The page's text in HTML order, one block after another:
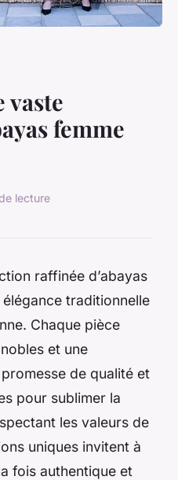
vaste
femme
lecture
raffinée d’abayas
traditionnelle
Chaque pièce
et une
de qualité et
pour sublimer la
les valeurs de
uniques invitent à
fois authentique et